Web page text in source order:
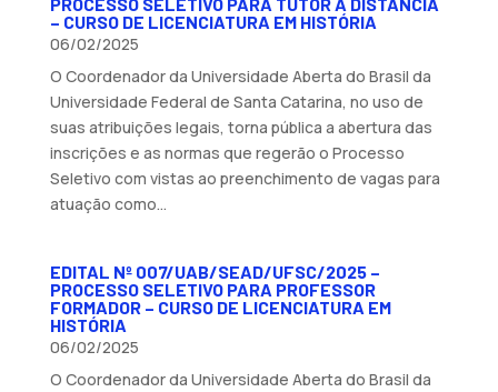
– CURSO DE LICENCIATURA EM HISTÓRIA
06/02/2025
O Coordenador da Universidade Aberta do Brasil da
Universidade Federal de Santa Catarina, no uso de
suas atribuições legais, torna pública a abertura das
inscrições e as normas que regerão o Processo
Seletivo com vistas ao preenchimento de vagas para
atuação como...
EDITAL Nº 007/UAB/SEAD/UFSC/2025 –
PROCESSO SELETIVO PARA PROFESSOR
FORMADOR – CURSO DE LICENCIATURA EM
HISTÓRIA
06/02/2025
O Coordenador da Universidade Aberta do Brasil da